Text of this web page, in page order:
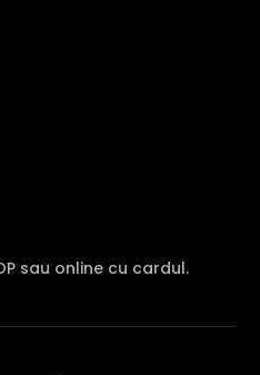
sau online cu cardul.